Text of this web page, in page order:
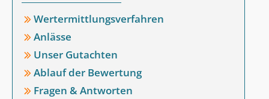
Wertermittlungsverfahren
Anlässe
Unser Gutachten
Ablauf der Bewertung
Fragen & Antworten